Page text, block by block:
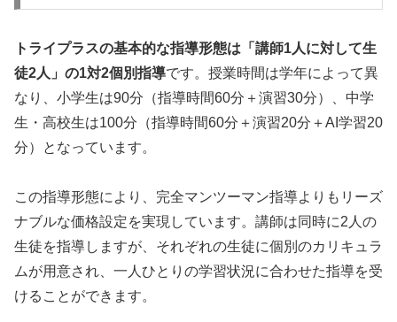
トライプラスの基本的な指導形態は「講師1人に対して生
徒2人」の1対2個別指導です。授業時間は学年によって異
なり、小学生は90分（指導時間60分＋演習30分）、中学
生・高校生は100分（指導時間60分＋演習20分＋AI学習20
分）となっています。
この指導形態により、完全マンツーマン指導よりもリーズ
ナブルな価格設定を実現しています。講師は同時に2人の
生徒を指導しますが、それぞれの生徒に個別のカリキュラ
ムが用意され、一人ひとりの学習状況に合わせた指導を受
けることができます。